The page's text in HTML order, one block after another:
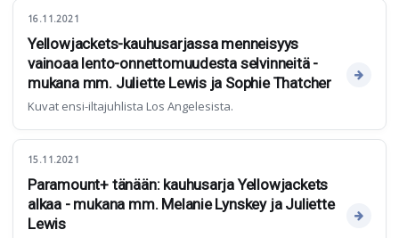
16.11.2021
Yellowjackets-kauhusarjassa menneisyys
vainoaa lento-onnettomuudesta selvinneitä -
mukana mm. Juliette Lewis ja Sophie Thatcher
Kuvat ensi-iltajuhlista Los Angelesista.
15.11.2021
Paramount+ tänään: kauhusarja Yellowjackets
alkaa - mukana mm. Melanie Lynskey ja Juliette
Lewis